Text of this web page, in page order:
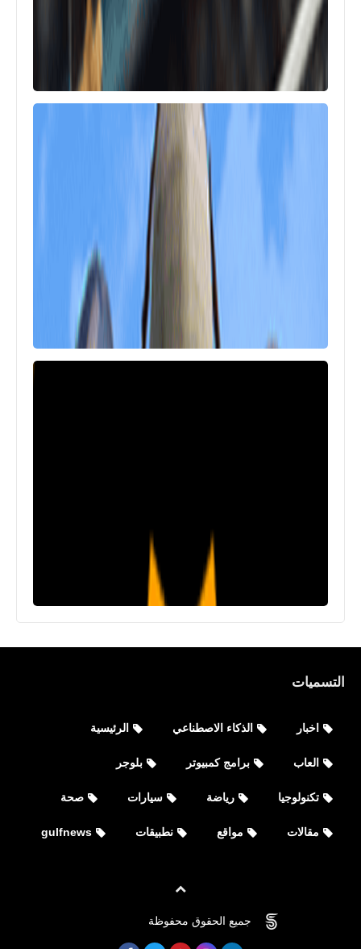
العاب
تحميل لعبة PUBG MOBILE وPUBG
للأيفون والأندرويد والكمبيوتر
التسميات
اخبار الذكاء الاصطناعي الرئيسية
العاب برامج كمبيوتر بلوجر
تكنولوجيا رياضة سيارات صحة
مقالات مواقع نطبيقات gulfnews
جميع الحقوق محفوظة